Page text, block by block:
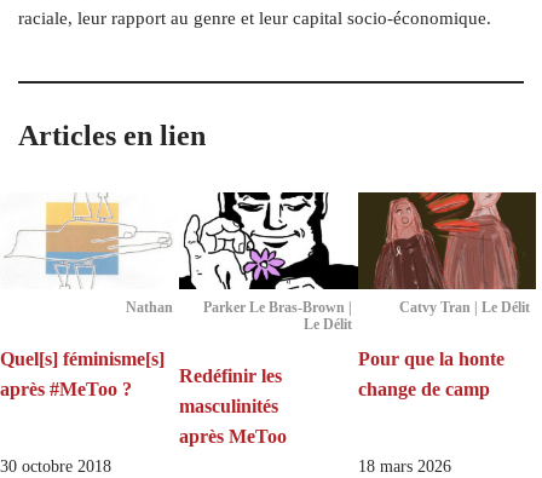
raciale, leur rapport au genre et leur capital socio-économique.
Articles en lien
Nathan
Quel[s] féminisme[s]
après #MeToo ?
30 octobre 2018
Parker Le Bras-Brown |
Le Délit
Redéfinir les
masculinités
après MeToo
Catvy Tran | Le Délit
Pour que la honte
change de camp
18 mars 2026